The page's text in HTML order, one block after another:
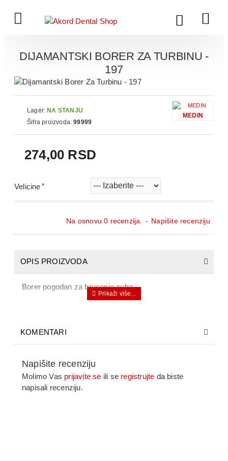
DIJAMANTSKI BORER ZA TURBINU -
197
Na osnovu 0 recenzija. - Napišite recenziju
274,00 RSD
Lager: NA STANJU
Šifra proizvoda: 99999
MEDIN
Velicine
OPIS PROIZVODA
Borer pogodan za brusenje zuba.
KOMENTARI
Napišite recenziju
Molimo Vas prijavite se ili se registrujte da biste
napisali recenziju.